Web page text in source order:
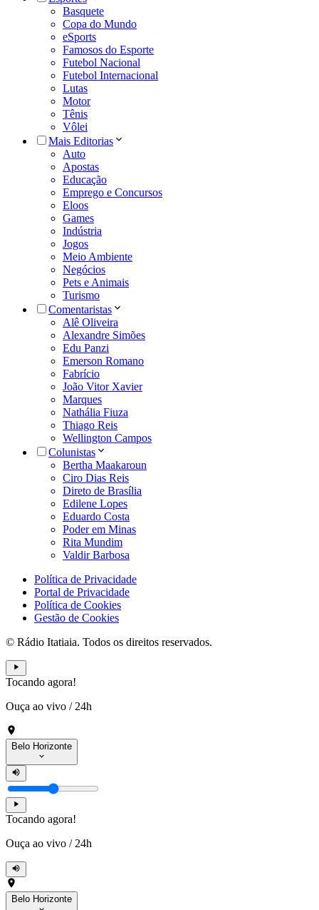
Basquete
Copa do Mundo
eSports
Famosos do Esporte
Futebol Nacional
Futebol Internacional
Lutas
Motor
Tênis
Vôlei
Mais Editorias
Auto
Apostas
Educação
Emprego e Concursos
Eloos
Games
Indústria
Jogos
Meio Ambiente
Negócios
Pets e Animais
Turismo
Comentaristas
Alê Oliveira
Alexandre Simões
Edu Panzi
Emerson Romano
Fabrício
João Vitor Xavier
Marques
Nathália Fiuza
Thiago Reis
Wellington Campos
Colunistas
Bertha Maakaroun
Ciro Dias Reis
Direto de Brasília
Edilene Lopes
Eduardo Costa
Poder em Minas
Rita Mundim
Valdir Barbosa
Política de Privacidade
Portal de Privacidade
Política de Cookies
Gestão de Cookies
© Rádio Itatiaia. Todos os direitos reservados.
Tocando agora!
Ouça ao vivo / 24h
Belo Horizonte
Tocando agora!
Ouça ao vivo / 24h
Belo Horizonte